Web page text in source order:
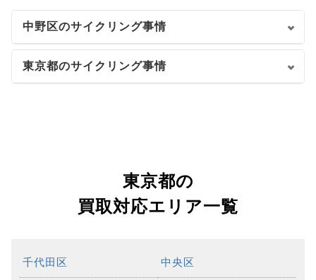
中野区のサイクリング事情
東京都のサイクリング事情
東京都の
買取対応エリア一覧
千代田区 中央区